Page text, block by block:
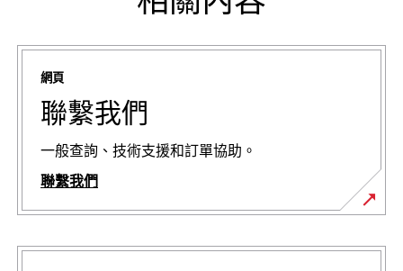
網頁
聯繫我們
一般查詢、技術支援和訂單協助。
聯繫我們